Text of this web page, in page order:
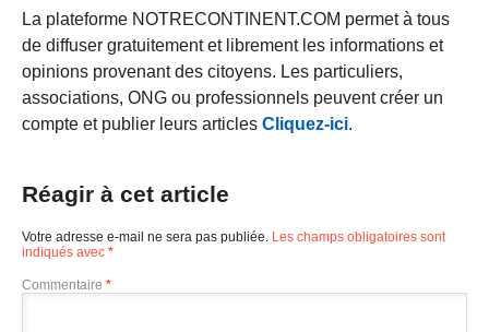
La plateforme NOTRECONTINENT.COM permet à tous
de diffuser gratuitement et librement les informations et
opinions provenant des citoyens. Les particuliers,
associations, ONG ou professionnels peuvent créer un
compte et publier leurs articles Cliquez-ici.
Réagir à cet article
Votre adresse e-mail ne sera pas publiée. Les champs obligatoires sont
indiqués avec *
Commentaire *